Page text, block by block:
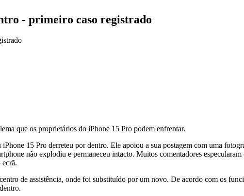
- primeiro caso registrado
que os proprietários do iPhone 15 Pro podem enfrentar.
15 Pro derreteu por dentro. Ele apoiou a sua postagem com uma
não explodiu e permaneceu intacto. Muitos comentadores
de assistência, onde foi substituído por um novo. De acordo com os